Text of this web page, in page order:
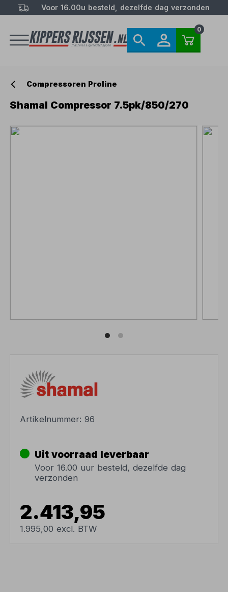
Voor 16.00u besteld, dezelfde dag verzonden
0
Compressoren Proline
Shamal Compressor 7.5pk/850/270
Artikelnummer:96
Uit voorraad leverbaar
Voor 16.00 uur besteld, dezelfde dag
verzonden
2.413,95
1.995,00 excl. BTW